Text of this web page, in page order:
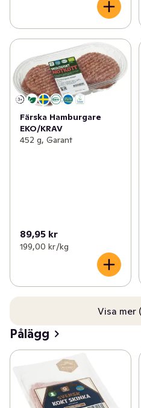
Färska Hamburgare
EKO/KRAV
452 g, Garant
89,95 kr
199,00 kr /kg
Visa mer
Pålägg